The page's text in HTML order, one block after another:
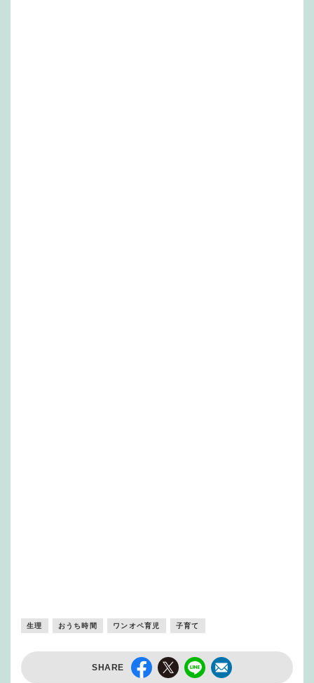
生理 おうち時間 ワンオペ育児 子育て
SHARE